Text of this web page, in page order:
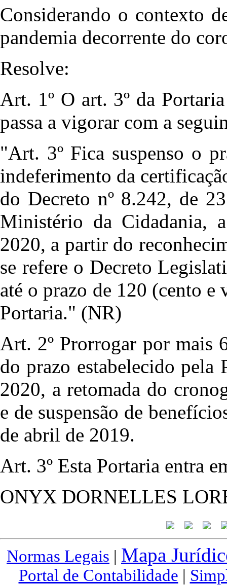
Considerando o contexto
pandemia decorrente do
Resolve:
Art. 1º O art. 3º da
passa a vigorar com a
"Art. 3º Fica suspenso o
indeferimento da
do Decreto nº 8.242, de
Ministério da Cidadania,
2020, a partir do
se refere o Decreto
até o prazo de 120 (cento e
Portaria." (NR)
Art. 2º Prorrogar por mais
do prazo estabelecido pela
2020, a retomada do
e de suspensão de
de abril de 2019.
Art. 3º Esta Portaria entra
ONYX DORNELLES
Normas Legais | Mapa
Portal de Contabilidade |